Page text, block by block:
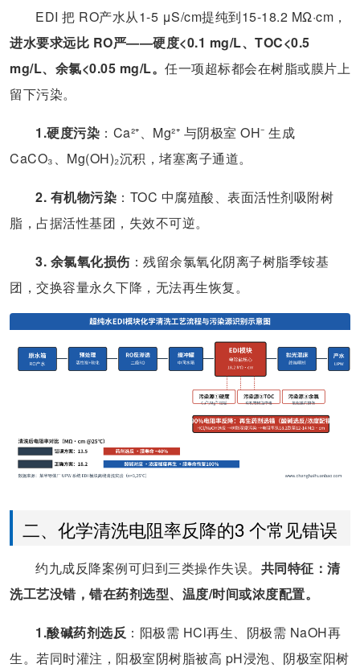
EDI 把 RO产水从1-5 μS/cm提纯到15-18.2 MΩ·cm，
进水要求远比 RO严——硬度<0.1 mg/L、TOC<0.5
mg/L、余氯<0.05 mg/L。 任一项超标都会在树脂或膜片上
留下污染。
1.硬度污染 ：Ca²⁺、Mg²⁺ 与阴极室 OH⁻ 生成
CaCO₃、Mg(OH)₂沉积，堵塞离子通道。
2. 有机物污染 ：TOC 中腐殖酸、表面活性剂吸附树
脂，占据活性基团，失效不可逆。
3. 余氯氧化损伤 ：残留余氯氧化阴离子树脂季铵基
团，交换容量永久下降，无法再生恢复。
二、化学清洗电阻率反降的3 个常见错误
约九成反降案例可归到三类操作失误。 共同特征：清
洗工艺没错，错在药剂选型、温度/时间或浓度配置。
1.酸碱药剂选反 ：阳极需 HCl再生、阴极需 NaOH再
生。若同时灌注，阳极室阴树脂被高 pH浸泡、阴极室阳树